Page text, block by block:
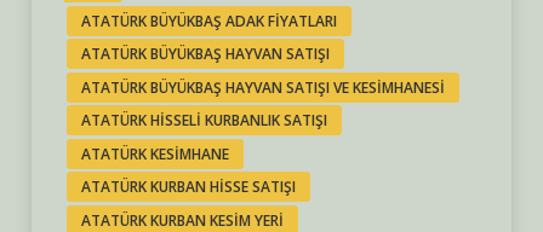
ATATÜRK BÜYÜKBAŞ ADAK FIYATLARI
ATATÜRK BÜYÜKBAŞ HAYVAN SATIŞI
ATATÜRK BÜYÜKBAŞ HAYVAN SATIŞI VE KESIMHANESI
ATATÜRK HISSELI KURBANLIK SATIŞI
ATATÜRK KESIMHANE
ATATÜRK KURBAN HISSE SATIŞI
ATATÜRK KURBAN KESIM YERI